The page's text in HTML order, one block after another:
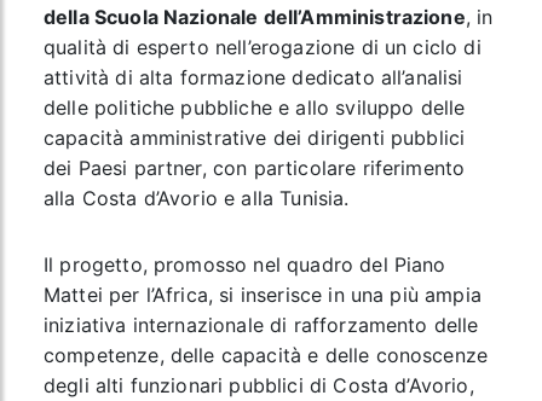
della Scuola Nazionale dell’Amministrazione, in
qualità di esperto nell’erogazione di un ciclo di
attività di alta formazione dedicato all’analisi
delle politiche pubbliche e allo sviluppo delle
capacità amministrative dei dirigenti pubblici
dei Paesi partner, con particolare riferimento
alla Costa d’Avorio e alla Tunisia.
Il progetto, promosso nel quadro del Piano
Mattei per l’Africa, si inserisce in una più ampia
iniziativa internazionale di rafforzamento delle
competenze, delle capacità e delle conoscenze
degli alti funzionari pubblici di Costa d’Avorio,